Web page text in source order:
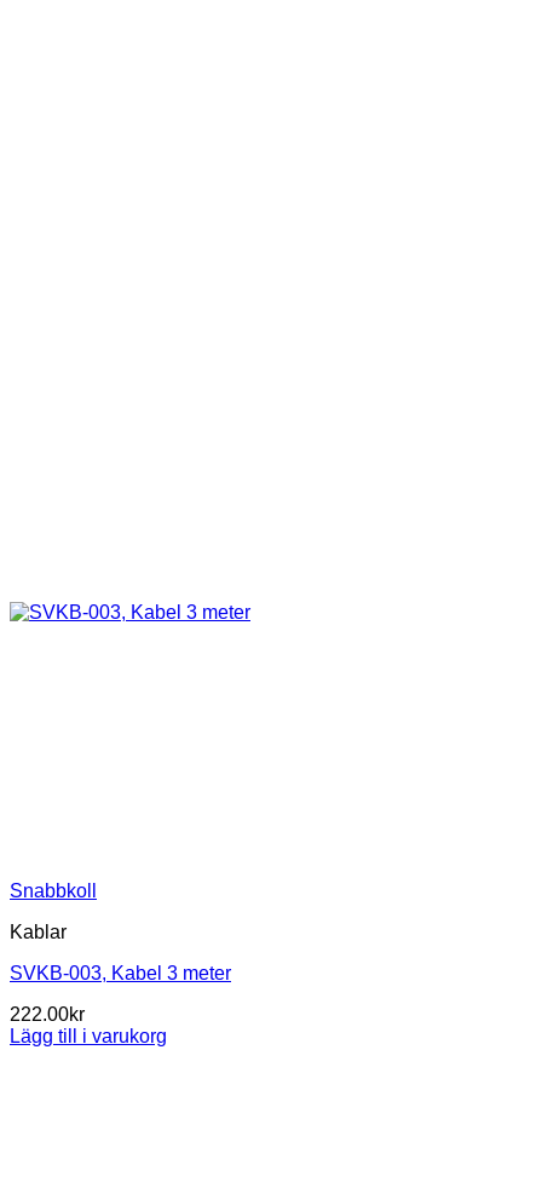
Snabbkoll
Kablar
SVKB-003, Kabel 3 meter
222.00kr
Lägg till i varukorg